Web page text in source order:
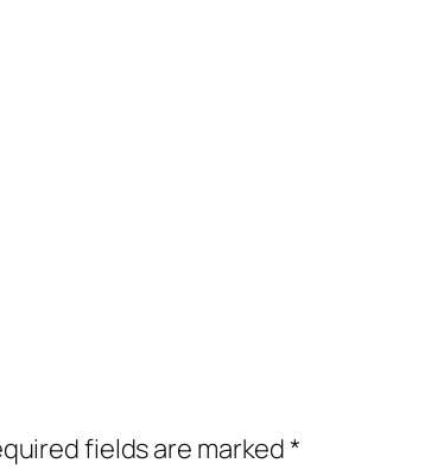
fields are marked*